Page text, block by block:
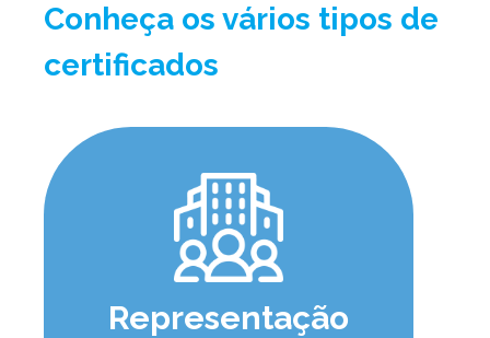
Conheça os vários tipos de
certificados
Representação